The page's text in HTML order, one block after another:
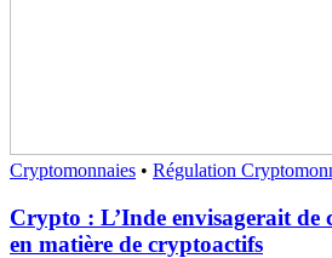
Cryptomonnaies • Régulation
Crypto : L’Inde envisagerait de
en matière de cryptoactifs